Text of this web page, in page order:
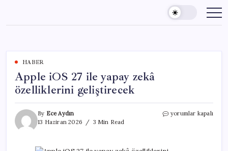
content
HABER
Apple iOS 27 ile yapay zekâ
özelliklerini geliştirecek
By Ece Aydın
13 Haziran 2026
3 Min Read
Apple
yorumlar kapalı